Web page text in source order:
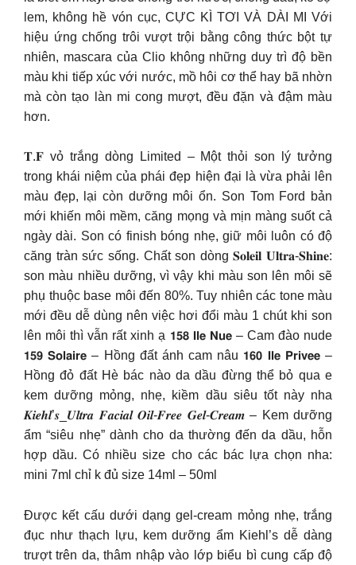
lem, không hề vón cục, CỰC KÌ TƠI VÀ DÀI MI Với
hiệu ứng chống trôi vượt trội bằng công thức bột tự
nhiên, mascara của Clio không những duy trì độ bền
màu khi tiếp xúc với nước, mồ hôi cơ thể hay bã nhờn
mà còn tạo làn mi cong mượt, đều đặn và đậm màu
hơn.
𝐓.𝐅 vỏ trắng dòng Limited – Một thỏi son lý tưởng
trong khái niệm của phái đẹp hiện đại là vừa phải lên
màu đẹp, lại còn dưỡng môi ổn. Son Tom Ford bản
mới khiến môi mềm, căng mọng và mịn màng suốt cả
ngày dài. Son có finish bóng nhẹ, giữ môi luôn có độ
căng tràn sức sống. Chất son dòng 𝐒𝐨𝐥𝐞𝐢𝐥 𝐔𝐥𝐭𝐫𝐚-𝐒𝐡𝐢𝐧𝐞:
son màu nhiều dưỡng, vì vậy khi màu son lên môi sẽ
phụ thuộc base môi đến 80%. Tuy nhiên các tone màu
mới đều dễ dùng nên việc hơi đổi màu 1 chút khi son
lên môi thì vẫn rất xinh ạ 𝟭𝟱𝟴 𝗜𝗹𝗲 𝗡𝘂𝗲 – Cam đào nude
𝟭𝟱𝟵 𝗦𝗼𝗹𝗮𝗶𝗿𝗲 – Hồng đất ánh cam nâu 𝟭𝟲𝟬 𝗜𝗹𝗲 𝗣𝗿𝗶𝘃𝗲𝗲 –
Hồng đỏ đất Hè bác nào da dầu đừng thể bỏ qua e
kem dưỡng mỏng, nhẹ, kiềm dầu siêu tốt này nha
𝑲𝒊𝒆𝒉𝒍’𝒔_𝑼𝒍𝒕𝒓𝒂 𝑭𝒂𝒄𝒊𝒂𝒍 𝑶𝒊𝒍-𝑭𝒓𝒆𝒆 𝑮𝒆𝒍-𝑪𝒓𝒆𝒂𝒎 – Kem dưỡng
ẩm “siêu nhẹ” dành cho da thường đến da dầu, hỗn
hợp dầu. Có nhiều size cho các bác lựa chọn nha:
mini 7ml chỉ k đủ size 14ml – 50ml
Được kết cấu dưới dạng gel-cream mỏng nhẹ, trắng
đục như thạch lựu, kem dưỡng ẩm Kiehl’s dễ dàng
trượt trên da, thâm nhập vào lớp biểu bì cung cấp độ